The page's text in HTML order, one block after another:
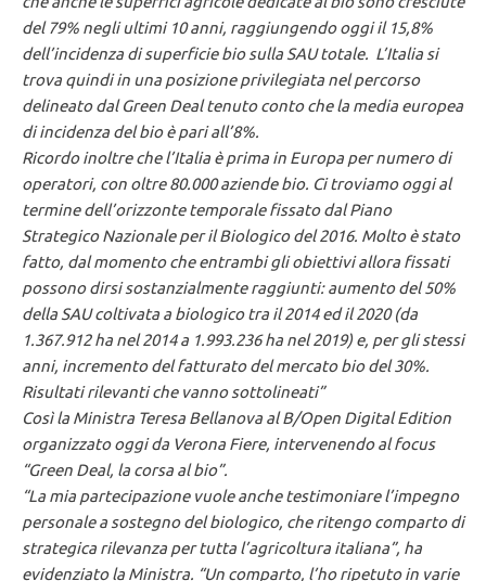
del 79% negli ultimi 10 anni, raggiungendo oggi il 15,8%
dell’incidenza di superficie bio sulla SAU totale. L’Italia si
trova quindi in una posizione privilegiata nel percorso
delineato dal Green Deal tenuto conto che la media europea
di incidenza del bio è pari all’8%.
Ricordo inoltre che l’Italia è prima in Europa per numero di
operatori, con oltre 80.000 aziende bio. Ci troviamo oggi al
termine dell’orizzonte temporale fissato dal Piano
Strategico Nazionale per il Biologico del 2016. Molto è stato
fatto, dal momento che entrambi gli obiettivi allora fissati
possono dirsi sostanzialmente raggiunti: aumento del 50%
della SAU coltivata a biologico tra il 2014 ed il 2020 (da
1.367.912 ha nel 2014 a 1.993.236 ha nel 2019) e, per gli stessi
anni, incremento del fatturato del mercato bio del 30%.
Risultati rilevanti che vanno sottolineati”
Così la Ministra Teresa Bellanova al B/Open Digital Edition
organizzato oggi da Verona Fiere, intervenendo al focus
“Green Deal, la corsa al bio”.
“La mia partecipazione vuole anche testimoniare l’impegno
personale a sostegno del biologico, che ritengo comparto di
strategica rilevanza per tutta l’agricoltura italiana”, ha
evidenziato la Ministra. “Un comparto, l’ho ripetuto in varie